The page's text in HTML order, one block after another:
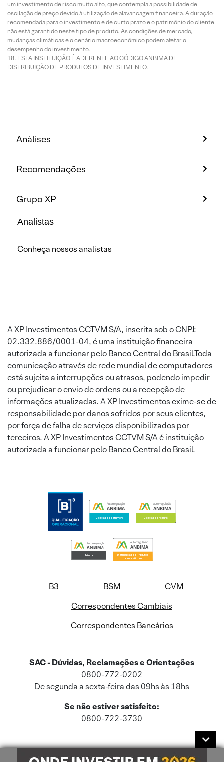
um investimento de risco muito alto, que contempla a possibilidade de
oscilação de preço devido à utilização de alavancagem financeira. A duração
recomendada para o investimento é de curto prazo e o patrimônio do cliente
não está garantido neste tipo de produto. As condições de mercado,
mudanças climáticas e o cenário macroeconômico podem afetar o
desempenho do investimento.
ESTA INSTITUIÇÃO É ADERENTE AO CÓDIGO ANBIMA DE
DISTRIBUIÇÃO DE PRODUTOS DE INVESTIMENTO.
Análises
Recomendações
Grupo XP
Analistas
Conheça nossos analistas
A XP Investimentos CCTVM S/A, inscrita sob o CNPJ:
02.332.886/0001-04, é uma instituição financeira
autorizada a funcionar pelo Banco Central do Brasil.Toda
comunicação através de rede mundial de computadores
está sujeita a interrupções ou atrasos, podendo impedir
ou prejudicar o envio de ordens ou a recepção de
informações atualizadas. A XP Investimentos exime-se de
responsabilidade por danos sofridos por seus clientes,
por força de falha de serviços disponibilizados por
terceiros. A XP Investimentos CCTVM S/A é instituição
autorizada a funcionar pelo Banco Central do Brasil.
B3 BSM
CVM
Correspondentes Cambiais
Correspondentes Bancários
SAC - Dúvidas, Reclamações e Orientações
0800-772-0202
De segunda a sexta-feira das 09hs às 18hs
Se não estiver satisfeito:
0800-722-3730
Este site usa cookies e dados pessoais de acordo com a nossaPolítica de